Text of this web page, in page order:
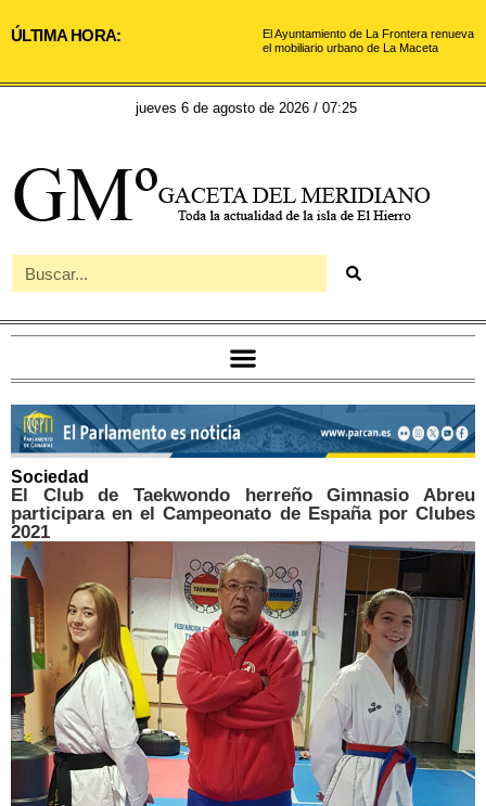
ÚLTIMA HORA:
El Ayuntamiento de La Frontera renueva
el mobiliario urbano de La Maceta
jueves 6 de agosto de 2026 / 07:25
Sociedad
El Club de Taekwondo herreño Gimnasio Abreu
participara en el Campeonato de España por Clubes
2021